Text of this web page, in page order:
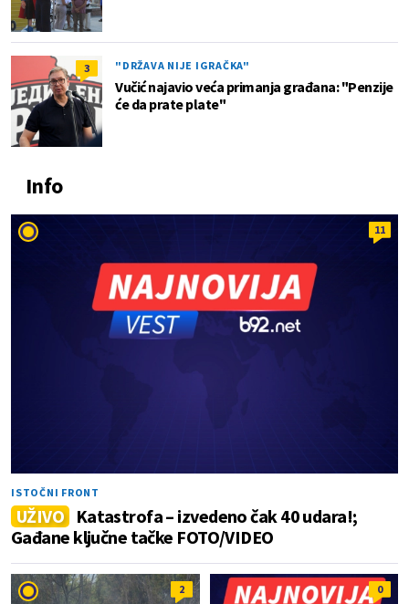
3 "DRŽAVA NIJE IGRAČKA"
Vučić najavio veća primanja građana: "Penzije
će da prate plate"
Info
11
ISTOČNI FRONT
UŽIVO Katastrofa – izvedeno čak 40 udara!;
Gađane ključne tačke FOTO/VIDEO
2 0